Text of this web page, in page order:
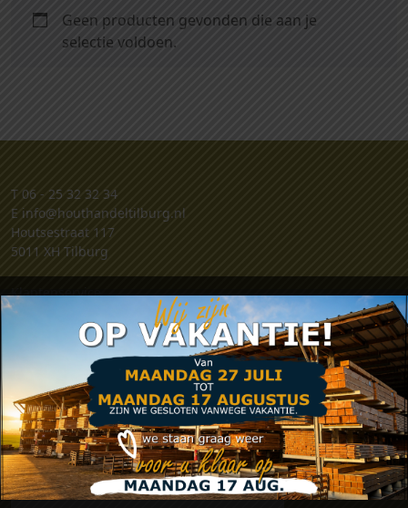
Geen producten gevonden die aan je
selectie voldoen.
T 06 - 25 32 32 34
E info@houthandeltilburg.nl
Houtsestraat 117
5011 XH Tilburg
Klantenservice
Retouren
Contact
Algemene voorwaarden
Privacy verklaring
Zakelijk account aanvragen
.